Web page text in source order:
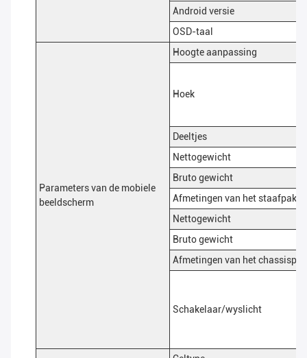
Android versie
OSD-taal
Parameters van de mobiele
beeldscherm
Hoogte aanpassing
Hoek
Deeltjes
Nettogewicht
Bruto gewicht
Afmetingen van het
Nettogewicht
Bruto gewicht
Afmetingen van het
Schakelaar/wyslicht